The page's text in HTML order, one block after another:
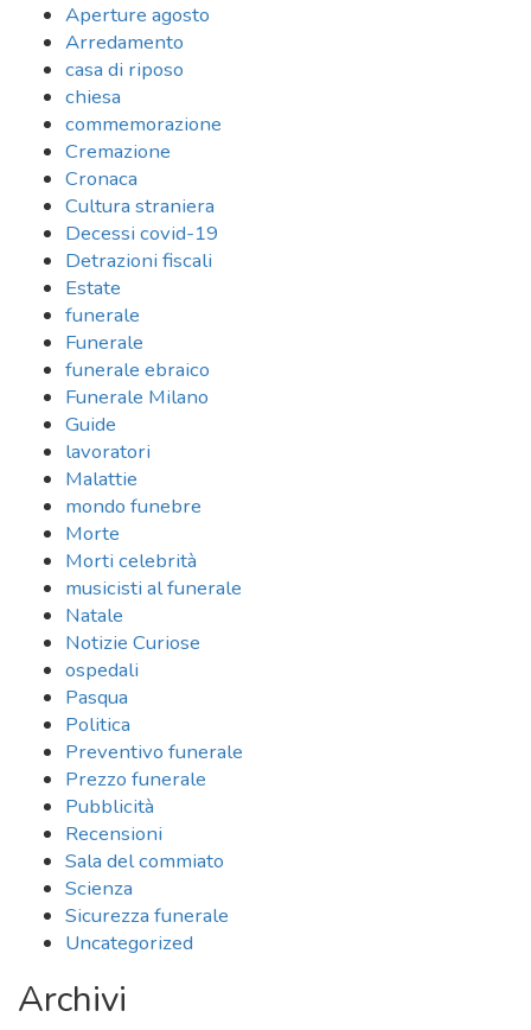
Aperture agosto
Arredamento
casa di riposo
chiesa
commemorazione
Cremazione
Cronaca
Cultura straniera
Decessi covid-19
Detrazioni fiscali
Estate
funerale
Funerale
funerale ebraico
Funerale Milano
Guide
lavoratori
Malattie
mondo funebre
Morte
Morti celebrità
musicisti al funerale
Natale
Notizie Curiose
ospedali
Pasqua
Politica
Preventivo funerale
Prezzo funerale
Pubblicità
Recensioni
Sala del commiato
Scienza
Sicurezza funerale
Uncategorized
Archivi